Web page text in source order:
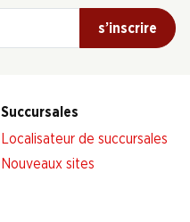
s’inscrire
Succursales
Localisateur de succursales
Nouveaux sites